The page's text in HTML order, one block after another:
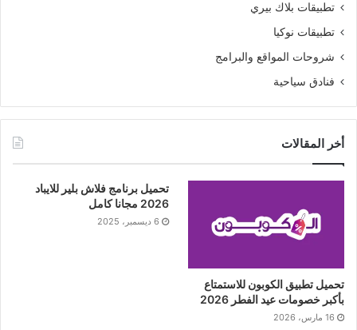
تطبيقات بلاك بيري
تطبيقات نوكيا
شروحات المواقع والبرامج
فنادق سياحية
أخر المقالات
تحميل تطبيق الكوبون للاستمتاع
بأكبر خصومات عيد الفطر 2026
16 مارس، 2026
تحميل برنامج فلاش بلير للايباد
2026 مجانا كامل
6 ديسمبر، 2025